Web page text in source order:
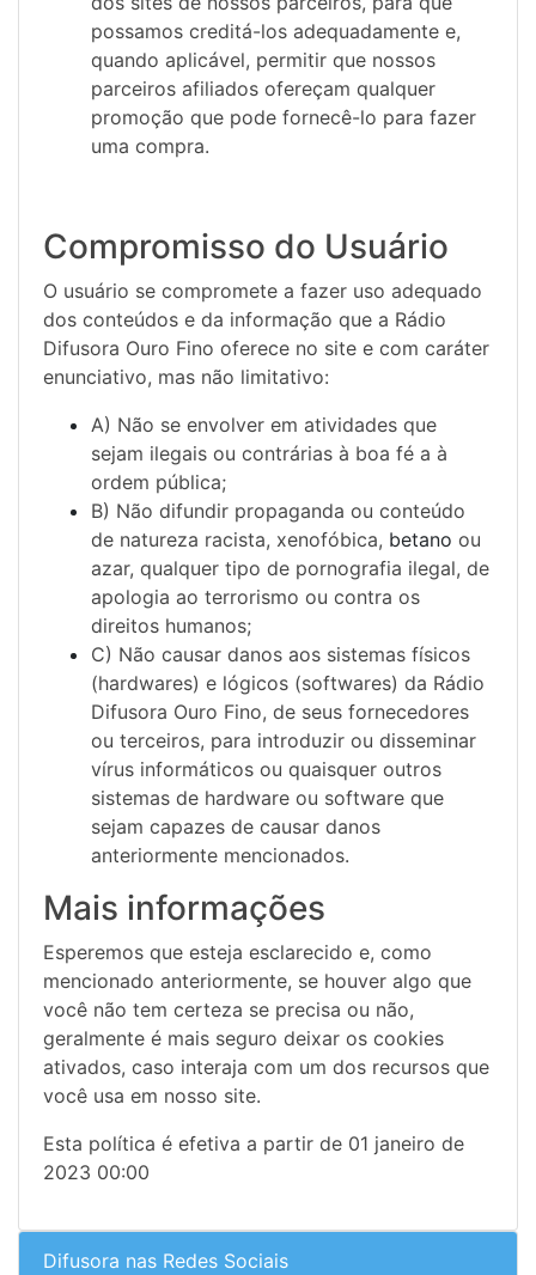
possamos creditá-los adequadamente e,
quando aplicável, permitir que nossos
parceiros afiliados ofereçam qualquer
promoção que pode fornecê-lo para fazer
uma compra.
Compromisso do Usuário
O usuário se compromete a fazer uso adequado
dos conteúdos e da informação que a Rádio
Difusora Ouro Fino oferece no site e com caráter
enunciativo, mas não limitativo:
A) Não se envolver em atividades que
sejam ilegais ou contrárias à boa fé a à
ordem pública;
B) Não difundir propaganda ou conteúdo
de natureza racista, xenofóbica, betano ou
azar, qualquer tipo de pornografia ilegal, de
apologia ao terrorismo ou contra os
direitos humanos;
C) Não causar danos aos sistemas físicos
(hardwares) e lógicos (softwares) da Rádio
Difusora Ouro Fino, de seus fornecedores
ou terceiros, para introduzir ou disseminar
vírus informáticos ou quaisquer outros
sistemas de hardware ou software que
sejam capazes de causar danos
anteriormente mencionados.
Mais informações
Esperemos que esteja esclarecido e, como
mencionado anteriormente, se houver algo que
você não tem certeza se precisa ou não,
geralmente é mais seguro deixar os cookies
ativados, caso interaja com um dos recursos que
você usa em nosso site.
Esta política é efetiva a partir de 01 janeiro de
2023 00:00
Difusora nas Redes Sociais